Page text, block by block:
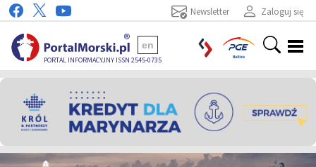
Zaloguj się
Newsletter
PORTAL INFORMACYJNY ISSN 2545-0735
en